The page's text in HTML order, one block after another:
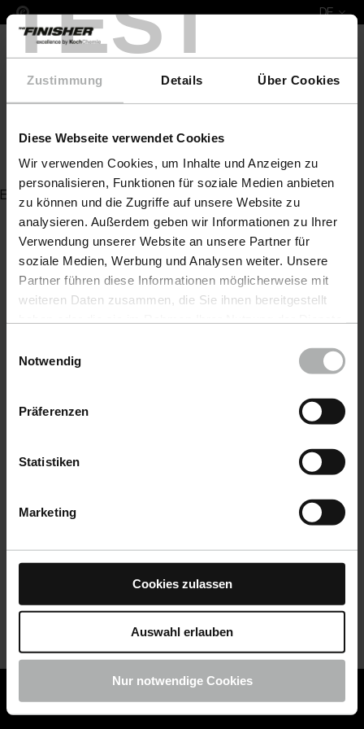
TEST
Zustimmung Details Über Cookies
Diese Webseite verwendet Cookies
Wir verwenden Cookies, um Inhalte und Anzeigen zu
personalisieren, Funktionen für soziale Medien anbieten
zu können und die Zugriffe auf unsere Website zu
analysieren. Außerdem geben wir Informationen zu Ihrer
Verwendung unserer Website an unsere Partner für
soziale Medien, Werbung und Analysen weiter. Unsere
Partner führen diese Informationen möglicherweise mit
weiteren Daten zusammen, die Sie ihnen bereitgestellt
Einstellungen zu den Cookies finden Sie unter
Notwendig
Präferenzen
Statistiken
Marketing
Cookies zulassen
Auswahl erlauben
Nur notwendige Cookies
DE
COLOURLOCK ist jetzt Teil von KochChemie -
COLOURLOCK Produkte shoppen
Griffstück
Es wurde kein Artikel zu Ihrer Anfrage gefunden